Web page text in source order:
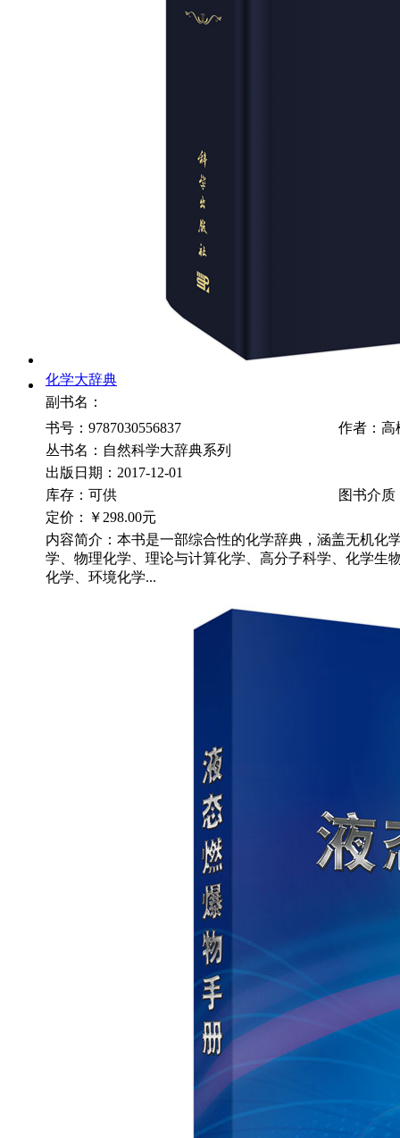
化学大辞典
副书名：
书号：9787030556837
作者：高
丛书名：自然科学大辞典系列
出版日期：2017-12-01
库存：可供
图书介质
定价：
￥298.00元
内容简介：本书是一部综合性的化学辞典，涵盖无机化
学、物理化学、理论与计算化学、高分子科学、化学生
化学、环境化学...